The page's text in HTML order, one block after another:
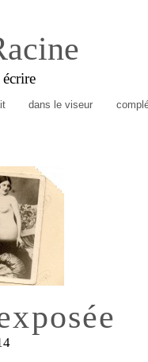
dans le viseur